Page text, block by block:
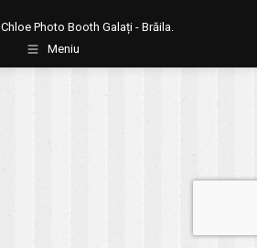
Chloe Photo Booth Galați - Brăila.
Meniu